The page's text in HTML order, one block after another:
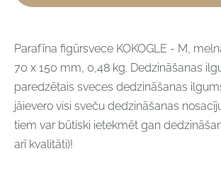
Parafīna figūrsvece KOKOGLE - M,
70 x 150 mm, 0,48 kg. Dedzināšanas
paredzētais sveces dedzināšanas
jāievero visi sveču dedzināšanas
tiem var būtiski ietekmēt gan
arī kvalitāti)!